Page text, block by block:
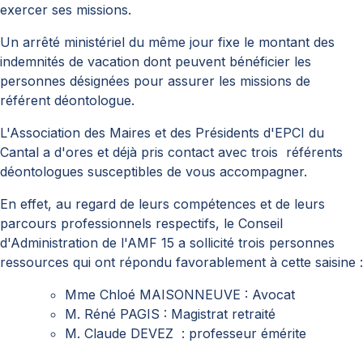
exercer ses missions.
Un arrêté ministériel du même jour fixe le montant des
indemnités de vacation dont peuvent bénéficier les
personnes désignées pour assurer les missions de
référent déontologue.
L'Association des Maires et des Présidents d'EPCI du
Cantal a d'ores et déjà pris contact avec trois référents
déontologues susceptibles de vous accompagner.
En effet, au regard de leurs compétences et de leurs
parcours professionnels respectifs, le Conseil
d'Administration de l'AMF 15 a sollicité trois personnes
ressources qui ont répondu favorablement à cette saisine :
Mme Chloé MAISONNEUVE : Avocat
M. Réné PAGIS : Magistrat retraité
M. Claude DEVEZ : professeur émérite